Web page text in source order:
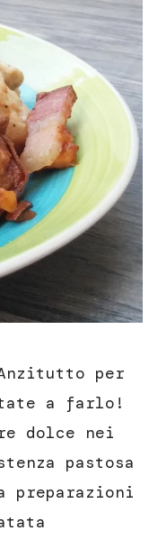
per
a farlo!
dolce nei
pastosa